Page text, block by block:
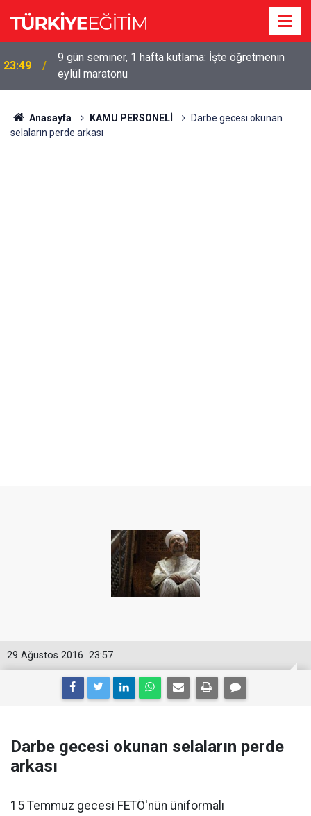
23:49
9 gün seminer, 1 hafta kutlama: İşte öğretmenin
eylül maratonu
Anasayfa KAMU PERSONELİ
Darbe gecesi okunan
selaların perde arkası
23:57
29 Ağustos 2016
Darbe gecesi okunan selaların perde
arkası
15 Temmuz gecesi FETÖ'nün üniformalı